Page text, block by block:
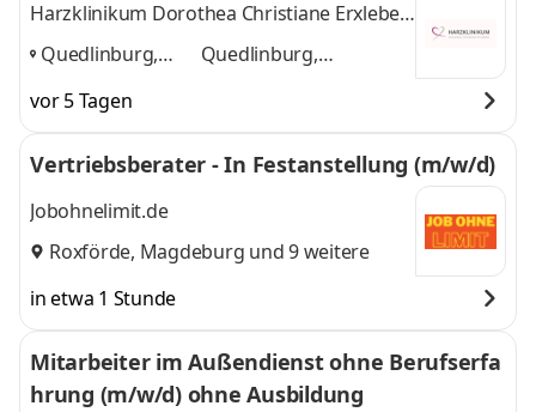
Harzklinikum Dorothea Christiane Erxleben
GmbH
Quedlinburg,
Blankenburg
Quedlinburg,
weitere
vor 5 Tagen
Vertriebsberater - In Festanstellung (m/w/d)
Jobohnelimit.de
Roxförde, Magdeburg und 9 weitere
in etwa 1 Stunde
Mitarbeiter im Außendienst ohne Berufserfa
hrung (m/w/d) ohne Ausbildung